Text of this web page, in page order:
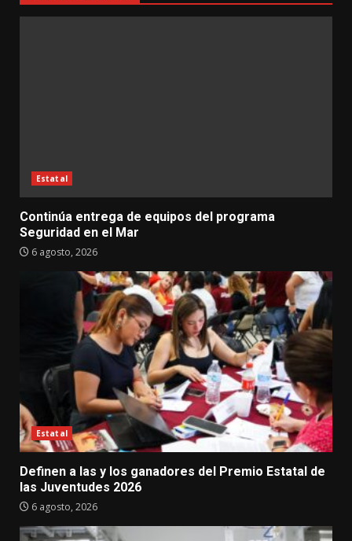
Estatal
Continúa entrega de equipos del programa
Seguridad en el Mar
6 agosto, 2026
Estatal
Definen a las y los ganadores del Premio Estatal de
las Juventudes 2026
6 agosto, 2026